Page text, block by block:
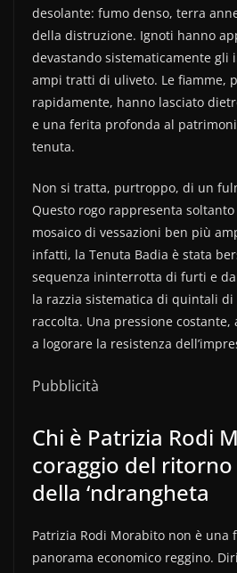
desolante: fumo denso, terra
della distruzione. Ignoti hanno
devastando sistematicamente gli
ampi tratti di uliveto. Le fiamme,
rapidamente, hanno lasciato
e una ferita profonda al
tenuta.
Non si tratta, purtroppo, di un
Questo rogo rappresenta
mosaico di vessazioni ben più
infatti, la Tenuta Badia è stata
sequenza ininterrotta di furti e
la razzia sistematica di quintali
raccolta. Una pressione costante,
a logorare la resistenza
Pubblicità
Chi è Patrizia Rodi
coraggio del
della ‘ndrangheta
Patrizia Rodi Morabito non è una
panorama economico reggino.